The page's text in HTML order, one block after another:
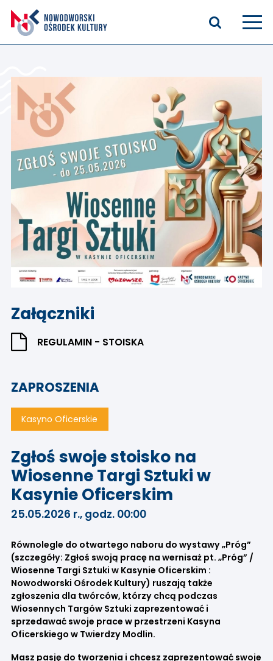
Kasyno Oficerskie
Kino
Bilety
Zajęcia stałe
Kontakt
O nas
Załączniki
REGULAMIN - STOISKA
ZAPROSZENIA
Kasyno Oficerskie
Zgłoś swoje stoisko na
Wiosenne Targi Sztuki w
Kasynie Oficerskim
25.05.2026 r., godz. 00:00
Równolegle do otwartego naboru do wystawy „Próg”
(szczegóły: Zgłoś swoją pracę na wernisaż pt. „Próg” /
Wiosenne Targi Sztuki w Kasynie Oficerskim :
Nowodworski Ośrodek Kultury) ruszają także
zgłoszenia dla twórców, którzy chcą podczas
Wiosennych Targów Sztuki zaprezentować i
sprzedawać swoje prace w przestrzeni Kasyna
Oficerskiego w Twierdzy Modlin.
Masz pasję do tworzenia i chcesz zaprezentować swoje